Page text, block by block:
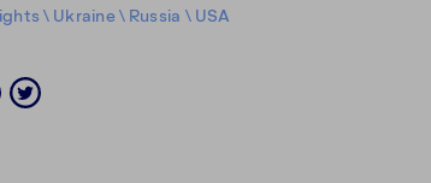
\ Ukraine\ Russia \ USA